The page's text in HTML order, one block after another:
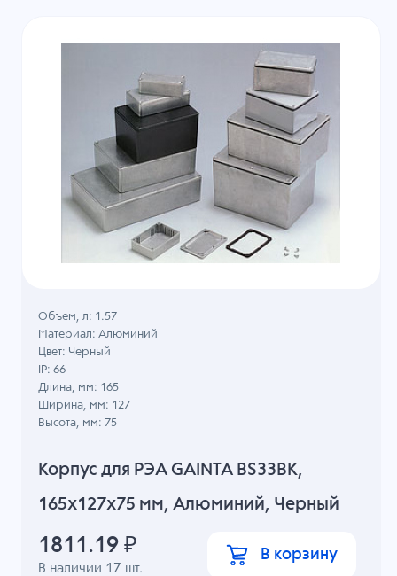
Корпус для РЭА GAINTA BS33BK,
165x127x75 мм, Алюминий, Черный
В наличии 17 шт.
Объем, л: 1.57
Материал: Алюминий
Цвет: Черный
IP: 66
Длина, мм: 165
Ширина, мм: 127
Высота, мм: 75
1811.19 ₽ В корзину